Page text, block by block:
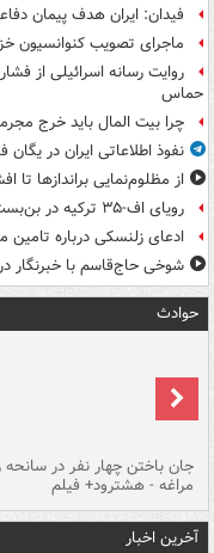
فیدان: ایران هدف پیمان
ماجرای تصویب کنوانسیون
روایت رسانه اسرائیلی از
حماس
چرا بیت المال باید خرج
نفوذ اطلاعاتی ایران در
از مظلوم‌نمایی براندازها تا
رویای اف-۳۵ ترکیه در بن‌بست
ادعای زلنسکی درباره
شوخی حاج‌قاسم با خبرنگار
حوادث
جان باختن چهار نفر در سانحه
مراغه - هشترود+ فیلم
آخرین اخبار